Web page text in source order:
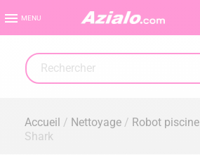
 MENU
Accueil Nettoyage Robot piscine
Shark